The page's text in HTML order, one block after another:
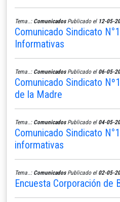
Tema..: ComunicadosPublicado el 12-05-
Comunicado Sindicato
Informativas
Tema..: ComunicadosPublicado el 06-05-
Comunicado Sindicato
de la Madre
Tema..: ComunicadosPublicado el 04-05-
Comunicado Sindicato
informativas
Tema..: ComunicadosPublicado el 02-05-
Encuesta Corporación de